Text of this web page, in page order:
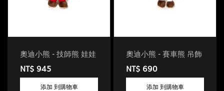
奧迪小熊 - 技師熊 娃娃
NT$ 945
添加 到購物車
奧迪小熊 - 賽車熊 吊飾
NT$ 690
添加 到購物車